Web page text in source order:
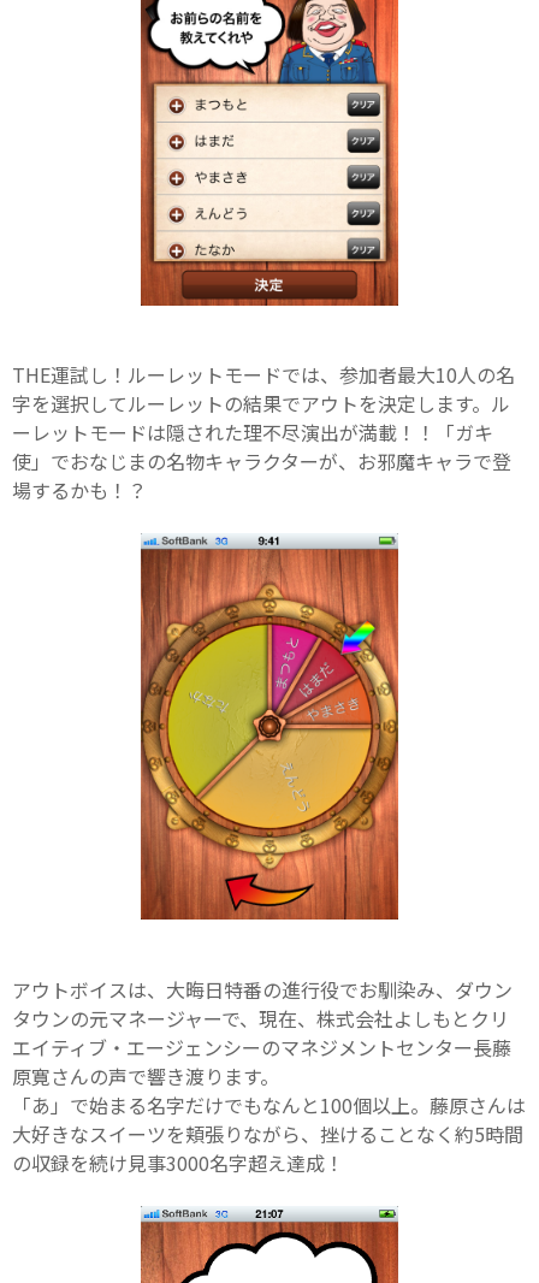
THE運試し！ルーレットモードでは、参加者最大10人の名
字を選択してルーレットの結果でアウトを決定します。ル
ーレットモードは隠された理不尽演出が満載！！「ガキ
使」でおなじまの名物キャラクターが、お邪魔キャラで登
場するかも！？
アウトボイスは、大晦日特番の進行役でお馴染み、ダウン
タウンの元マネージャーで、現在、株式会社よしもとクリ
エイティブ・エージェンシーのマネジメントセンター長藤
原寛さんの声で響き渡ります。
「あ」で始まる名字だけでもなんと100個以上。藤原さんは
大好きなスイーツを頬張りながら、挫けることなく約5時間
の収録を続け見事3000名字超え達成！